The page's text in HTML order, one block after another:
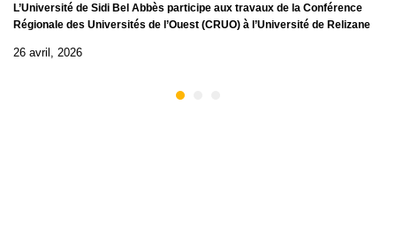
L’Université de Sidi Bel Abbès participe aux travaux de la Conférence
Régionale des Universités de l’Ouest (CRUO) à l’Université de Relizane
26 avril, 2026